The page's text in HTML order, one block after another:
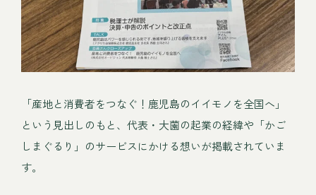
「産地と消費者をつなぐ！鹿児島のイイモノを全国へ」
という見出しのもと、代表・大薗の起業の経緯や「かご
しまぐるり」のサービスにかける想いが掲載されていま
す。